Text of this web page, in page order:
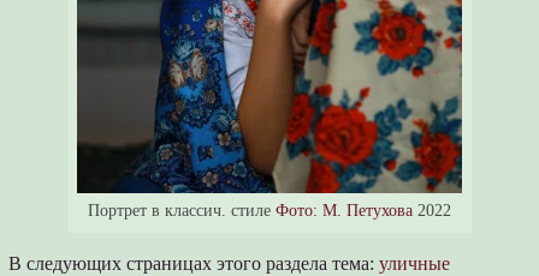
Портрет в классич. стиле Фото: М. Петухова 2022
В следующих страницах этого раздела тема:уличные